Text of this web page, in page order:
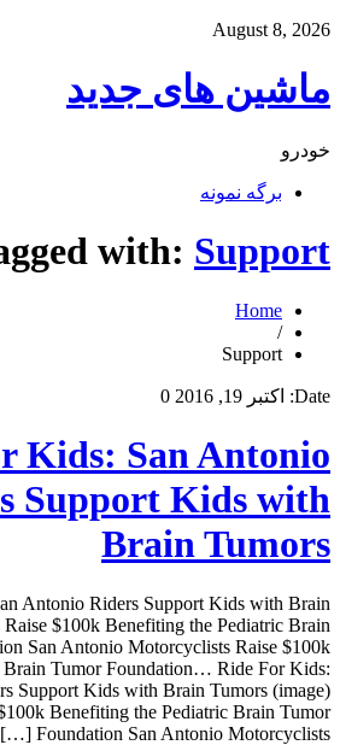
August 8, 2026
ماشین های جدید
خودرو
برگه نمونه
with: Support
Home
/
Support
Date: اکتبر 19, 2016 0
Kids: San Antonio
Support Kids with
Brain Tumors
Antonio Riders Support Kids with Brain
$100k Benefiting the Pediatric Brain
San Antonio Motorcyclists Raise $100k
Brain Tumor Foundation… Ride For Kids:
Support Kids with Brain Tumors (image)
Benefiting the Pediatric Brain Tumor
Foundation San Antonio Motorcyclists […]